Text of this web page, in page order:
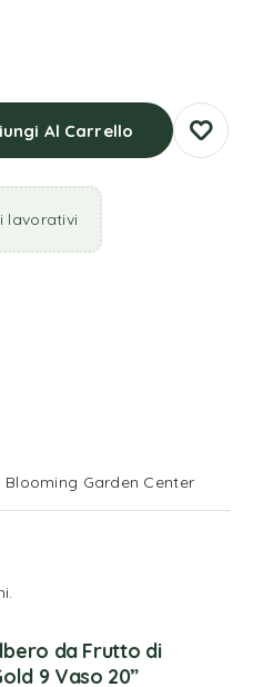
Al Carrello
lavorativi
Blooming Garden Center
da Frutto di
9 Vaso 20”